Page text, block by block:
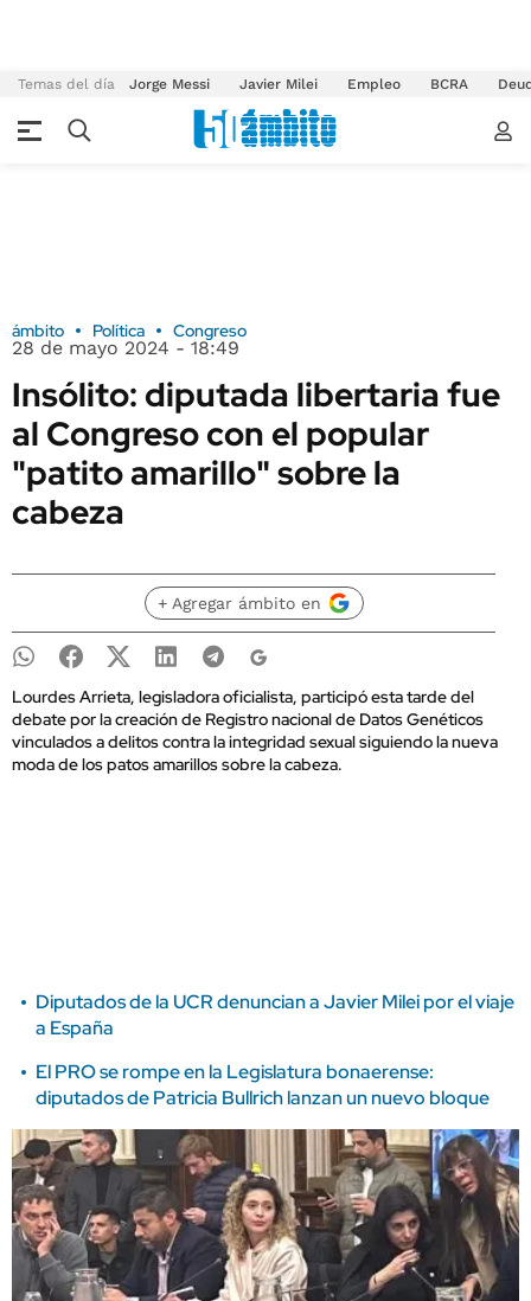
Temas del día Jorge Messi Javier Milei Empleo BCRA
ámbito Política Congreso
28 de mayo 2024 - 18:49
Insólito: diputada libertaria fue
al Congreso con el popular
"patito amarillo" sobre la
cabeza
+ Agregar ámbito en
Lourdes Arrieta, legisladora oficialista, participó esta tarde del
debate por la creación de Registro nacional de Datos Genéticos
vinculados a delitos contra la integridad sexual siguiendo la nueva
moda de los patos amarillos sobre la cabeza.
Diputados de la UCR denuncian a Javier Milei por el viaje
a España
El PRO se rompe en la Legislatura bonaerense:
diputados de Patricia Bullrich lanzan un nuevo bloque